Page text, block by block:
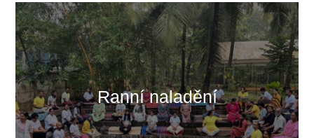
Ranní naladění